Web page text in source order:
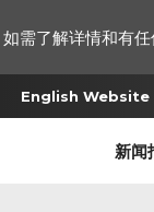
English Website
新闻
需了解详情和有任